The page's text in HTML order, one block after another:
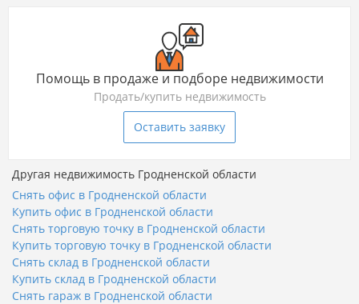
Помощь в продаже и подборе недвижимости
Продать/купить недвижимость
Оставить заявку
Другая недвижимость Гродненской области
Снять офис в Гродненской области
Купить офис в Гродненской области
Снять торговую точку в Гродненской области
Купить торговую точку в Гродненской области
Снять склад в Гродненской области
Купить склад в Гродненской области
Снять гараж в Гродненской области